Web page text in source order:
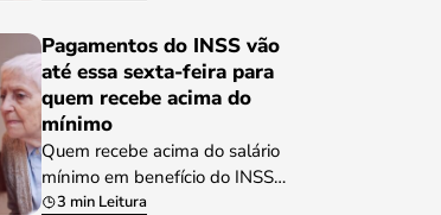
Pagamentos do INSS vão
até essa sexta-feira para
quem recebe acima do
mínimo
Quem recebe acima do salário
mínimo em benefício do INSS…
3 min Leitura